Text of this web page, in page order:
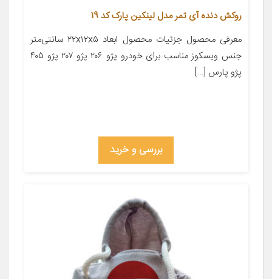
روکش دنده آی تمر مدل لینکین پارک کد 19
معرفی محصول جزئیات محصول ابعاد ۲۲x۱۲x۵ سانتی‌متر
جنس ویسکوز مناسب برای خودرو پژو ۲۰۶ پژو ۲۰۷ پژو ۴۰۵
پژو پارس […]
بررسی و خرید